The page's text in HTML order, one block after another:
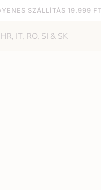
SZÁLLÍTÁS 19.999
IT, RO, SI & SK